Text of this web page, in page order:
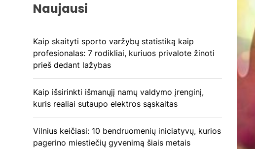
Naujausi
Kaip skaityti sporto varžybų statistiką kaip
profesionalas: 7 rodikliai, kuriuos privalote žinoti
prieš dedant lažybas
Kaip išsirinkti išmanųjį namų valdymo įrenginį,
kuris realiai sutaupo elektros sąskaitas
Vilnius keičiasi: 10 bendruomenių iniciatyvų, kurios
pagerino miestiečių gyvenimą šiais metais